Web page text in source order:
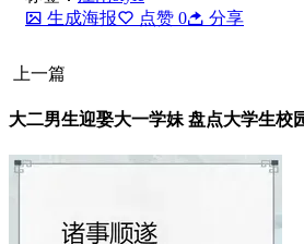
生成海报
点赞 0 分享
上一篇
大二男生迎娶大一学妹 盘点大学生校